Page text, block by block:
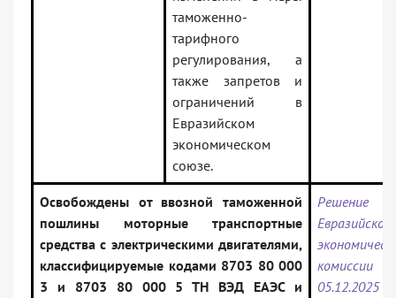
таможенно-
тарифного
регулирования, а
также запретов и
ограничений в
Евразийском
экономическом
союзе.
Освобождены от ввозной таможенной
пошлины моторные транспортные
средства с электрическими двигателями,
классифицируемые кодами 8703 80 000
3 и 8703 80 000 5 ТН ВЭД ЕАЭС и
Решение
Евразийской
05.12.2025